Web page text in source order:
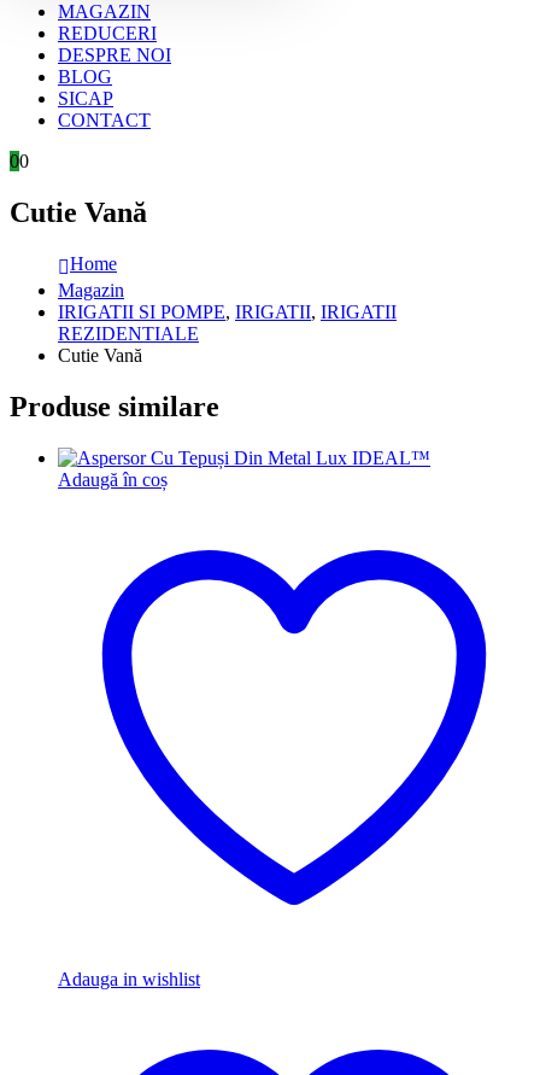
MAGAZIN
REDUCERI
DESPRE NOI
BLOG
SICAP
CONTACT
00
Cutie Vană
Home
Magazin
IRIGATII SI POMPE, IRIGATII, IRIGATII
REZIDENTIALE
Cutie Vană
Produse similare
Adaugă în coș
Adauga in wishlist